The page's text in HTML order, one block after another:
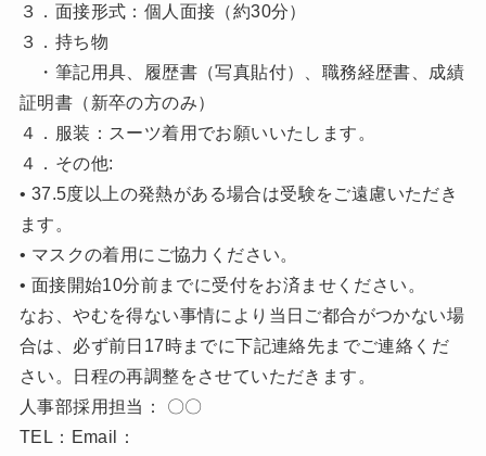
３．面接形式：個人面接（約30分）
３．持ち物
・筆記用具、履歴書（写真貼付）、職務経歴書、成績
証明書（新卒の方のみ）
４．服装：スーツ着用でお願いいたします。
４．その他:
• 37.5度以上の発熱がある場合は受験をご遠慮いただき
ます。
• マスクの着用にご協力ください。
• 面接開始10分前までに受付をお済ませください。
なお、やむを得ない事情により当日ご都合がつかない場
合は、必ず前日17時までに下記連絡先までご連絡くだ
さい。日程の再調整をさせていただきます。
人事部採用担当： 〇〇
TEL：Email：